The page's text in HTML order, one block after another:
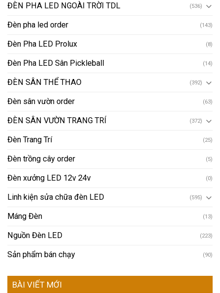
ĐÈN PHA LED NGOÀI TRỜI TDL (536)
Đèn pha led order (143)
Đèn Pha LED Prolux (8)
Đèn Pha LED Sân Pickleball (14)
ĐÈN SÂN THỂ THAO (392)
Đèn sân vườn order (63)
ĐÈN SÂN VƯỜN TRANG TRÍ (372)
Đèn Trang Trí (25)
Đèn trồng cây order (5)
Đèn xưởng LED 12v 24v (0)
Linh kiện sửa chữa đèn LED (595)
Máng Đèn (13)
Nguồn Đèn LED (223)
Sản phẩm bán chạy (90)
BÀI VIẾT MỚI